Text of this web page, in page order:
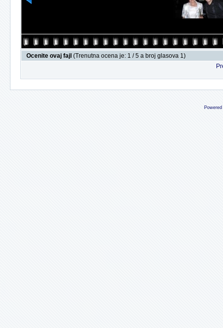
Ocenite ovaj fajl (Trenutna ocena je: 1 / 5 a broj glasova 1)